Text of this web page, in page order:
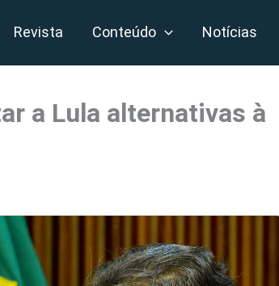
Revista Conteúdo Notícias
a Lula alternativas à